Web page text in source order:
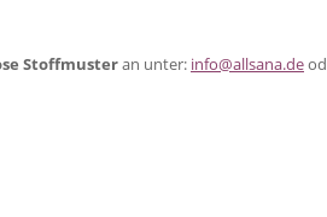
Stoffmusteran unter: info@allsana.de